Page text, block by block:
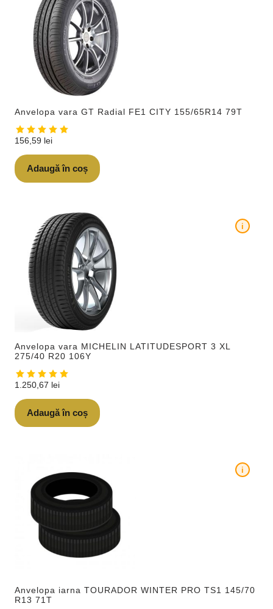
Anvelopa vara GT Radial FE1 CITY 155/65R14 79T
156,59 lei
Adaugă în coș
Anvelopa vara MICHELIN LATITUDESPORT 3 XL
275/40 R20 106Y
i
1.250,67 lei
Adaugă în coș
Anvelopa iarna TOURADOR WINTER PRO TS1 145/70
R13 71T
i